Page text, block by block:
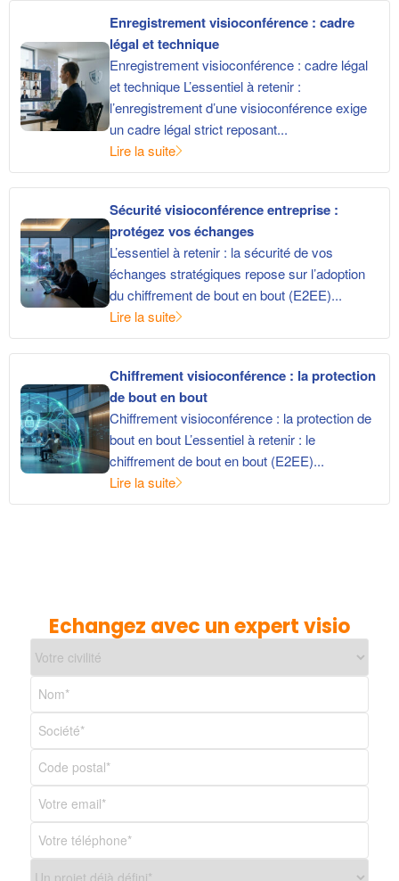
Enregistrement visioconférence : cadre
légal et technique
Enregistrement visioconférence : cadre légal
et technique L’essentiel à retenir :
l’enregistrement d’une visioconférence exige
un cadre légal strict reposant...
Lire la suite
Sécurité visioconférence entreprise :
protégez vos échanges
L’essentiel à retenir : la sécurité de vos
échanges stratégiques repose sur l’adoption
du chiffrement de bout en bout (E2EE)...
Lire la suite
Chiffrement visioconférence : la protection
de bout en bout
Chiffrement visioconférence : la protection de
bout en bout L’essentiel à retenir : le
chiffrement de bout en bout (E2EE)...
Lire la suite
Echangez avec un expert visio